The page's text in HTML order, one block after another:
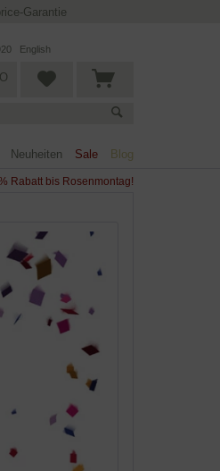
Garantie
English
Neuheiten Sale Blog
Rabatt bis Rosenmontag!